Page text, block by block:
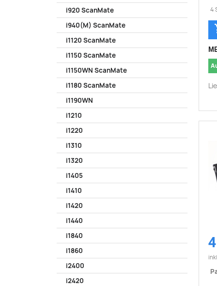
i920 ScanMate
i940(M) ScanMate
i1120 ScanMate
i1150 ScanMate
i1150WN ScanMate
i1180 ScanMate
i1190WN
i1210
i1220
i1310
i1320
i1405
i1410
i1420
i1440
i1840
i1860
i2400
i2420
4